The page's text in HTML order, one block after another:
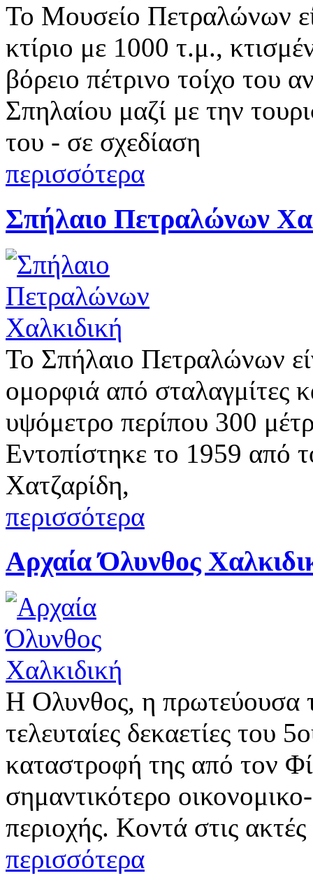
Το Μουσείο Πετραλώνων
κτίριο με 1000 τ.μ.,
βόρειο πέτρινο τοίχο του
Σπηλαίου μαζί με την
του - σε σχεδίαση
περισσότερα
Σπήλαιο Πετραλώνων
Το Σπήλαιο Πετραλώνων
ομορφιά από σταλαγμίτες
υψόμετρο περίπου 300
Εντοπίστηκε το 1959 από
Χατζαρίδη,
περισσότερα
Αρχαία Όλυνθος
Η Ολυνθος, η πρωτεύουσα
τελευταίες δεκαετίες του
καταστροφή της από τον
σημαντικότερο
περιοχής. Κοντά στις ακτές
περισσότερα